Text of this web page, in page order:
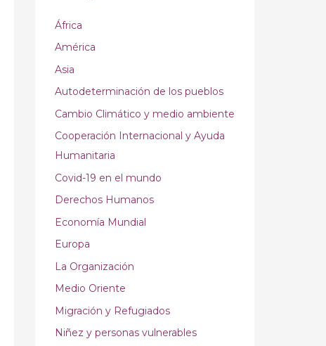
África
América
Asia
Autodeterminación de los pueblos
Cambio Climático y medio ambiente
Cooperación Internacional y Ayuda
Humanitaria
Covid-19 en el mundo
Derechos Humanos
Economía Mundial
Europa
La Organización
Medio Oriente
Migración y Refugiados
Niñez y personas vulnerables